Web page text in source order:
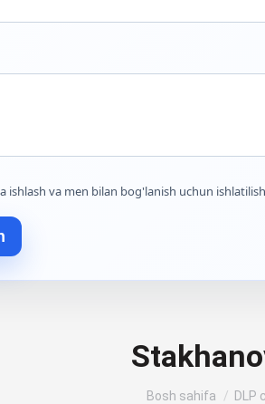
Siz shu
Bosh sahifa DLP
va men bilan bog'lanish uchun